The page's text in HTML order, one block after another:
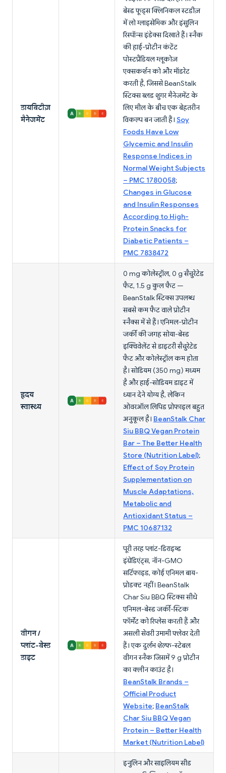
डायबिटीज़
मैनेजमेंट
बेस्ड फूड्स क्लिनिकल स्टडीज़
में लो ग्लाइसेमिक और इंसुलिन
रिस्पॉन्स इंडेक्स दिखाते हैं। स्नैक
की हाई-प्रोटीन कंटेंट
पोस्टप्रैंडियल ग्लूकोज़
एक्सकर्शन को और मॉडरेट
करती है, जिससे BeanStalk
स्टिक्स ब्लड शुगर मैनेजमेंट के
लिए मील के बीच एक बेहतरीन
विकल्प बन जाती हैं। Soy
Foods Have Low
Glycemic and Insulin
Response Indices in
Normal Weight Subjects
– PMC 1780058;
Changes in Glucose
and Insulin Responses
According to High-
Protein Snacks for
Diabetic Patients –
PMC 7838472
हृदय
स्वास्थ्य
0 mg कोलेस्ट्रॉल, 0 g सैचुरेटेड
फैट, 1.5 g कुल फैट —
BeanStalk स्टिक्स उपलब्ध
सबसे कम फैट वाले प्रोटीन
स्नैक्स में से हैं। एनिमल-प्रोटीन
जर्की की जगह सोया-बेस्ड
इक्विवेलेंट से डाइटरी सैचुरेटेड
फैट और कोलेस्ट्रॉल कम होता
है। सोडियम (350 mg) मध्यम
है और हाई-सोडियम डाइट में
ध्यान देने योग्य है, लेकिन
ओवरऑल लिपिड प्रोफाइल बहुत
अनुकूल है। BeanStalk Char
Siu BBQ Vegan Protein
Bar – The Better Health
Store (Nutrition Label);
Effect of Soy Protein
Supplementation on
Muscle Adaptations,
Metabolic and
Antioxidant Status –
PMC 10687132
वीगन /
प्लांट-बेस्ड
डाइट
पूरी तरह प्लांट-डिराइव्ड
इंग्रेडिएंट्स, नॉन-GMO
सर्टिफाइड, कोई एनिमल बाय-
प्रोडक्ट नहीं। BeanStalk
Char Siu BBQ स्टिक्स सीधे
एनिमल-बेस्ड जर्की-स्टिक
फॉर्मेट को रिप्लेस करती हैं और
असली सेवरी उमामी फ्लेवर देती
हैं। एक दुर्लभ शेल्फ-स्टेबल
वीगन स्नैक जिसमें 9 g प्रोटीन
का क्लीन काउंट है।
BeanStalk Brands –
Official Product
Website; BeanStalk
Char Siu BBQ Vegan
Protein – Better Health
Market (Nutrition Label)
इनुलिन और साइलियम सीड